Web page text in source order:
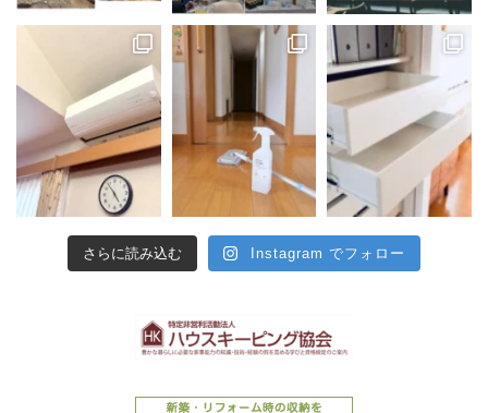
さらに読み込む Instagram でフォロー